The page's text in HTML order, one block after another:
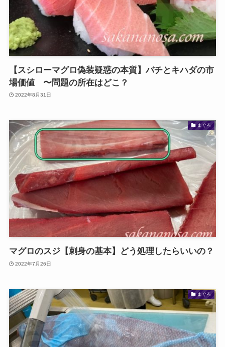
【スシローマグロ偽装疑惑の本質】バチとキハダの市
場価値 〜問題の所在はどこ？
2022年8月31日
まぐろ
マグロのスジ【刺身の基本】どう処理したらいいの？
2022年7月26日
まぐろ